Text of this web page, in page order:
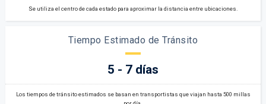
Se utiliza el centro de cada estado para aproximar la distancia entre ubicaciones.
Tiempo Estimado de Tránsito
5 - 7 días
Los tiempos de tránsito estimados se basan en transportistas que viajan hasta 500 millas